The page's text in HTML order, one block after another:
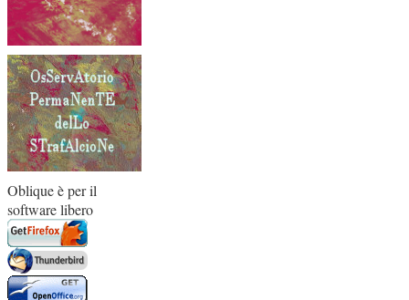
Oblique è per il
software libero